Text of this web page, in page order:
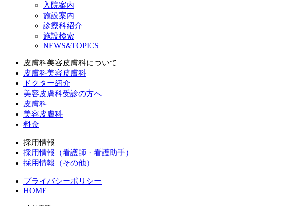
入院案内
施設案内
診療科紹介
施設検索
NEWS&TOPICS
皮膚科美容皮膚科について
皮膚科美容皮膚科
ドクター紹介
美容皮膚科受診の方へ
皮膚科
美容皮膚科
料金
採用情報
採用情報（看護師・看護助手）
採用情報（その他）
プライバシーポリシー
HOME